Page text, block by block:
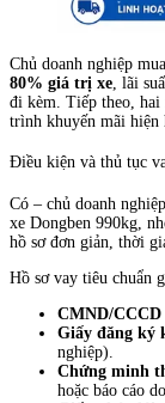
Chủ doanh nghiệp
80% giá trị xe , lãi
đi kèm. Tiếp theo,
trình khuyến mãi hiện
Điều kiện và thủ tục
Có – chủ doanh
xe Dongben 990kg,
hồ sơ đơn giản, thời
Hồ sơ vay tiêu chuẩn
CMND/
Giấy đăng ký
nghiệp).
Chứng minh
hoặc báo cáo